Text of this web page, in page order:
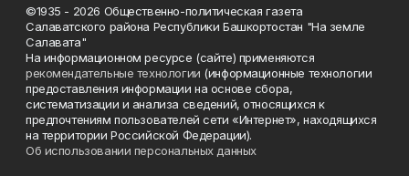
©1935 - 2026 Общественно-политическая газета
Салаватского района Республики Башкортостан "На земле
Салавата"
На информационном ресурсе (сайте) применяются
рекомендательные технологии (информационные технологии
предоставления информации на основе сбора,
систематизации и анализа сведений, относящихся к
предпочтениям пользователей сети «Интернет», находящихся
на территории Российской Федерации).
Об использовании персональных данных